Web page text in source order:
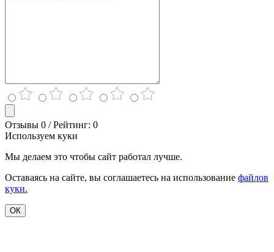
Отзывы 0 / Рейтинг: 0
Используем куки
Мы делаем это чтобы сайт работал лучше.
Оставаясь на сайте, вы соглашаетесь на использование файлов
куки.
ОК